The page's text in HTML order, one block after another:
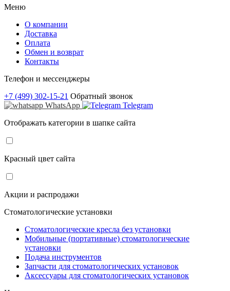
Меню
О компании
Доставка
Оплата
Обмен и возврат
Контакты
Телефон и мессенджеры
+7 (499) 302-15-21 Обратный звонок
WhatsApp
Telegram
Отображать категории в шапке сайта
Красный цвет сайта
Акции и распродажи
Стоматологические установки
Стоматологические кресла без установки
Мобильные (портативные) стоматологические
установки
Подача инструментов
Запчасти для стоматологических установок
Аксессуары для стоматологических установок